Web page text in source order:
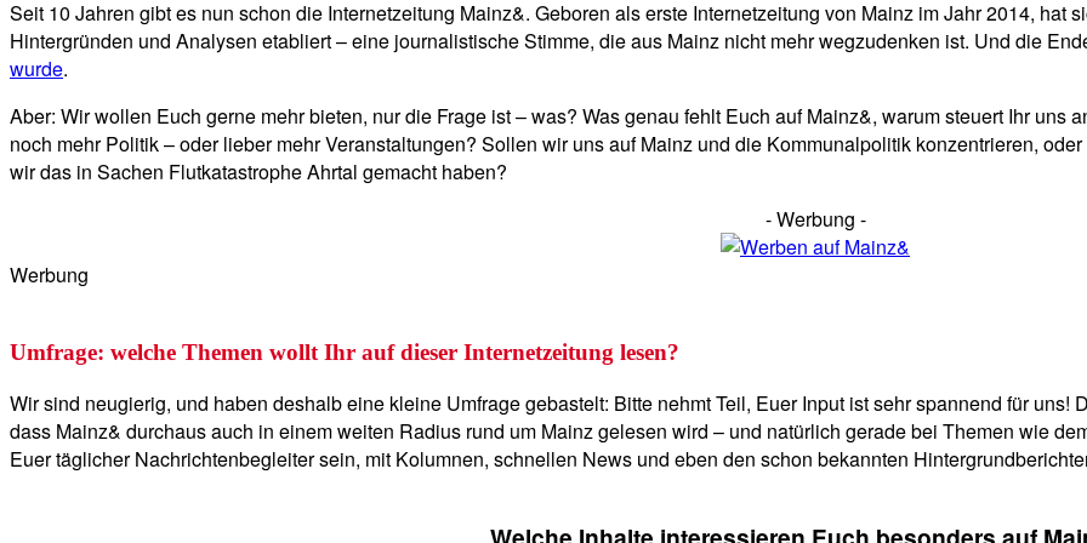
Seit 10 Jahren gibt es nun schon die Internetzeitung Mainz&. Geboren als erste Internetzeitung von Mainz im Jahr 2014, hat
Hintergründen und Analysen etabliert – eine journalistische Stimme, die aus Mainz nicht mehr wegzudenken ist. Und die
wurde.
Aber: Wir wollen Euch gerne mehr bieten, nur die Frage ist – was? Was genau fehlt Euch auf Mainz&, warum steuert Ihr uns
noch mehr Politik – oder lieber mehr Veranstaltungen? Sollen wir uns auf Mainz und die Kommunalpolitik konzentrieren,
wir das in Sachen Flutkatastrophe Ahrtal gemacht haben?
- Werbung -
Werbung
Umfrage: welche Themen wollt Ihr auf dieser Internetzeitung lesen?
Wir sind neugierig, und haben deshalb eine kleine Umfrage gebastelt: Bitte nehmt Teil, Euer Input ist sehr spannend für
dass Mainz& durchaus auch in einem weiten Radius rund um Mainz gelesen wird – und natürlich gerade bei Themen wie
Euer täglicher Nachrichtenbegleiter sein, mit Kolumnen, schnellen News und eben den schon bekannten